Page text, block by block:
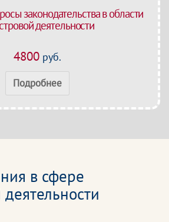
законодательства в области
деятельности
4800руб.
Подробнее
в сфере